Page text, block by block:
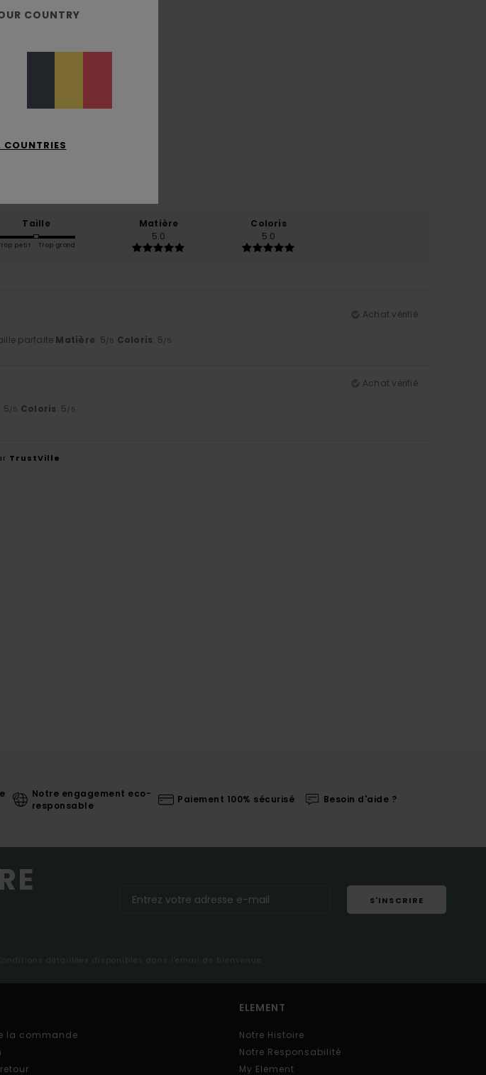
Taille
petit Trop grand
Matière
5.0
Coloris
5.0
Achat vérifié
parfaite Matière: 5/5 Coloris: 5/5
Achat vérifié
: 5/5 Coloris: 5/5
TrustVille
Notre engagement eco-
responsable
Paiement 100% sécurisé Besoin d'aide ?
S'INSCRIRE
détaillées disponibles dans l'email de bienvenue
la commande
ELEMENT
Notre Histoire
Notre Responsabilité
My Element
COUNTRY
COUNTRIES